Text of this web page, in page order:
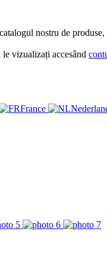
nostru de
vizualizați accesând
France